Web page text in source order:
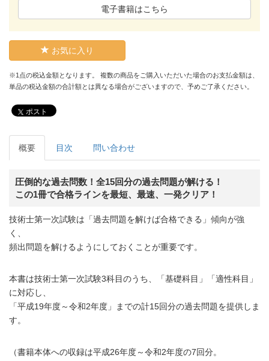
電子書籍はこちら
お気に入り
※1点の税込金額となります。 複数の商品をご購入いただいた場合のお支払金額は、
単品の税込金額の合計額とは異なる場合がございますので、予めご了承ください。
ポスト
概要 目次 問い合わせ
圧倒的な過去問数！全15回分の過去問題が解ける！
この1冊で合格ラインを最短、最速、一発クリア！
技術士第一次試験は「過去問題を解けば合格できる」傾向が強
く、
頻出問題を解けるようにしておくことが重要です。
本書は技術士第一次試験3科目のうち、「基礎科目」「適性科目」
に対応し、
「平成19年度～令和2年度」までの計15回分の過去問題を提供しま
す。
（書籍本体への収録は平成26年度～令和2年度の7回分。